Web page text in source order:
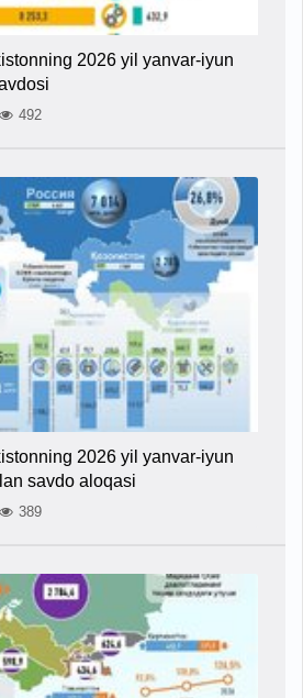
2026 yil yanvar-iyun
492
2026 yil yanvar-iyun
savdo aloqasi
389